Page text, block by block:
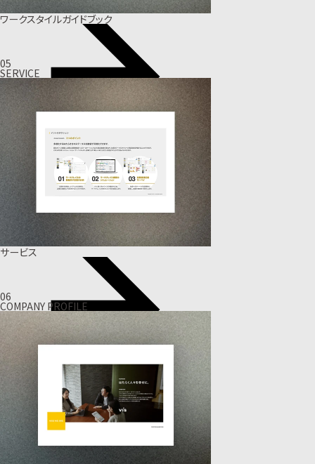
ワークスタイルガイドブック
05
SERVICE
サービス
06
COMPANY PROFILE